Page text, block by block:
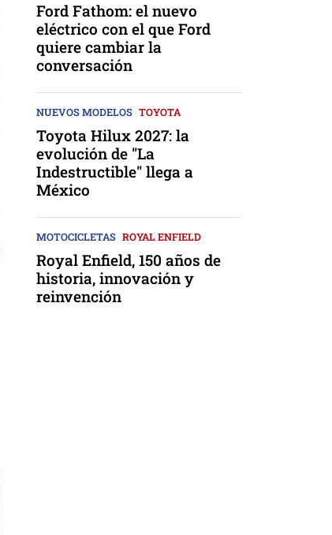
Ford Fathom: el nuevo
eléctrico con el que Ford
quiere cambiar la
conversación
NUEVOS MODELOS TOYOTA
Toyota Hilux 2027: la
evolución de "La
Indestructible" llega a
México
MOTOCICLETAS ROYAL ENFIELD
Royal Enfield, 150 años de
historia, innovación y
reinvención